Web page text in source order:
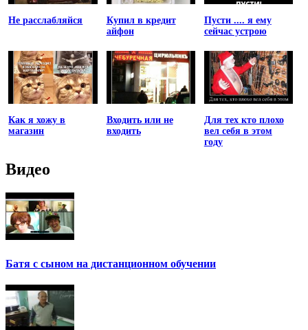
Не расслабляйся
Купил в кредит
айфон
Пусти .... я ему
сейчас устрою
Как я хожу в
магазин
Входить или не
входить
Для тех кто плохо
вел себя в этом
году
Видео
Батя с сыном на дистанционном обучении